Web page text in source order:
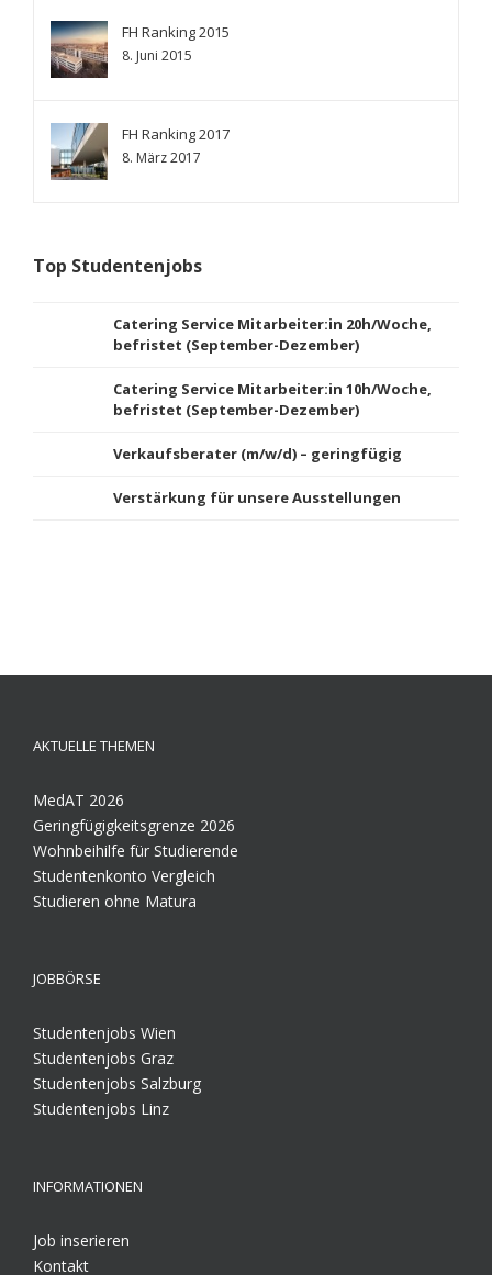
FH Ranking 2015
8. Juni 2015
FH Ranking 2017
8. März 2017
Top Studentenjobs
Catering Service Mitarbeiter:in 20h/Woche,
befristet (September-Dezember)
Catering Service Mitarbeiter:in 10h/Woche,
befristet (September-Dezember)
Verkaufsberater (m/w/d) – geringfügig
Verstärkung für unsere Ausstellungen
AKTUELLE THEMEN
MedAT 2026
Geringfügigkeitsgrenze 2026
Wohnbeihilfe für Studierende
Studentenkonto Vergleich
Studieren ohne Matura
JOBBÖRSE
Studentenjobs Wien
Studentenjobs Graz
Studentenjobs Salzburg
Studentenjobs Linz
INFORMATIONEN
Job inserieren
Kontakt